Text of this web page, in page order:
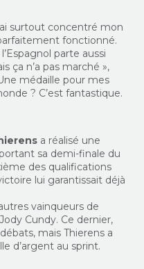
surtout concentré mon
fonctionné.
parte aussi
ça n’a pas marché »,
médaille pour mes
? C’est fantastique.
a réalisé une
sa demi-finale du
des qualifications
lui garantissait déjà
vainqueurs de
Cundy. Ce dernier,
mais Thierens a
d’argent au sprint.